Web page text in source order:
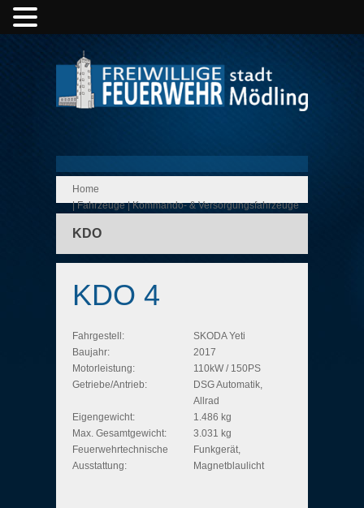
Home
|Fahrzeuge|Kommando- & Versorgungsfahrzeuge
KDO
KDO 4
Fahrgestell:
SKODA Yeti
Baujahr:
2017
Motorleistung:
110kW / 150PS
Getriebe/Antrieb:
DSG Automatik,
Allrad
Eigengewicht:
1.486 kg
Max. Gesamtgewicht:
3.031 kg
Feuerwehrtechnische
Ausstattung:
Funkgerät,
Magnetblaulicht